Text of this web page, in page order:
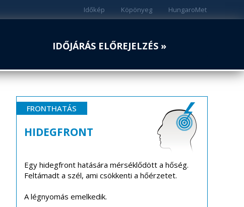
HungaroMet
Köpönyeg
Időkép
IDŐJÁRÁS ELŐREJELZÉS »
FRONTHATÁS
HIDEGFRONT
Egy hidegfront hatására mérséklődött a hőség.
Feltámadt a szél, ami csökkenti a hőérzetet.
A légnyomás emelkedik.